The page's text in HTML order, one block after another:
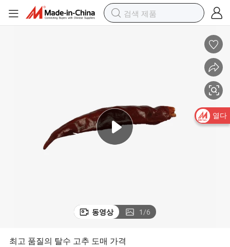
동영상 1/6
최고 품질의 탈수 고추 도매 가격
열다